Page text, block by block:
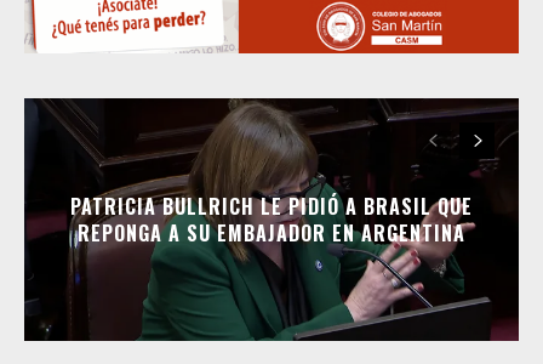
PATRICIA BULLRICH LE PIDIÓ A BRASIL QUE
REPONGA A SU EMBAJADOR EN ARGENTINA